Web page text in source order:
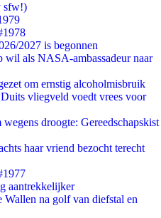
sfw!)
2027 is begonnen
wil als NASA-ambassadeur naar
om ernstig alcoholmisbruik
vliegveld voedt vrees voor
wegens droogte: Gereedschapskist
haar vriend bezocht terecht
aantrekkelijker
na golf van diefstal en